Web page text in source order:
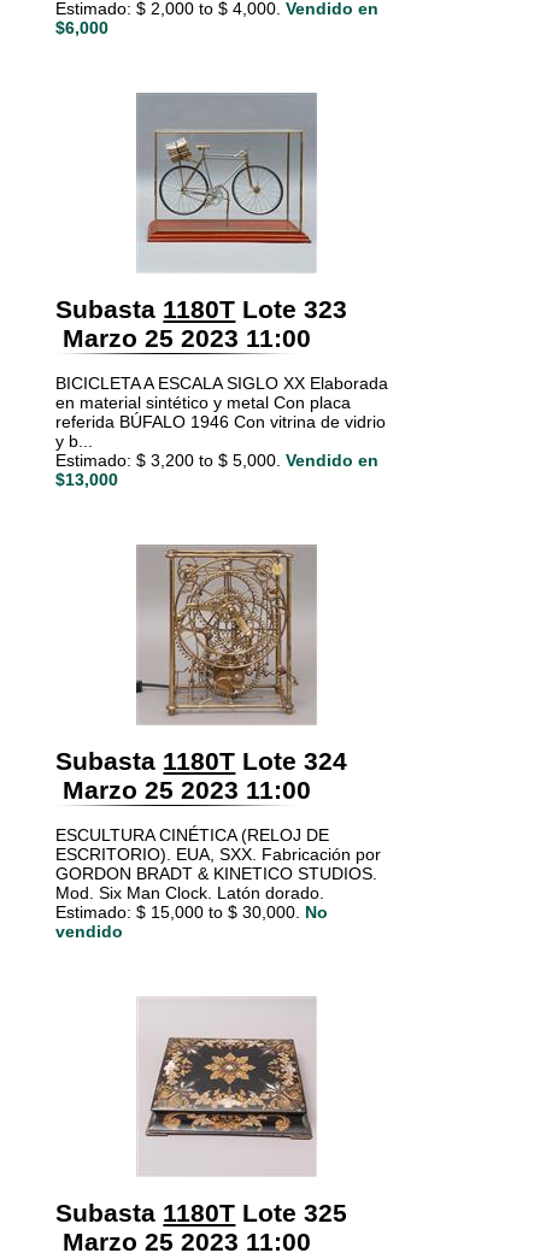
Estimado: $ 2,000 to $ 4,000. Vendido en
$6,000
Subasta 1180T Lote 323
Marzo 25 2023 11:00
BICICLETA A ESCALA SIGLO XX Elaborada
en material sintético y metal Con placa
referida BÚFALO 1946 Con vitrina de vidrio
y b...
Estimado: $ 3,200 to $ 5,000. Vendido en
$13,000
Subasta 1180T Lote 324
Marzo 25 2023 11:00
ESCULTURA CINÉTICA (RELOJ DE
ESCRITORIO). EUA, SXX. Fabricación por
GORDON BRADT & KINETICO STUDIOS.
Mod. Six Man Clock. Latón dorado.
Estimado: $ 15,000 to $ 30,000. No
vendido
Subasta 1180T Lote 325
Marzo 25 2023 11:00